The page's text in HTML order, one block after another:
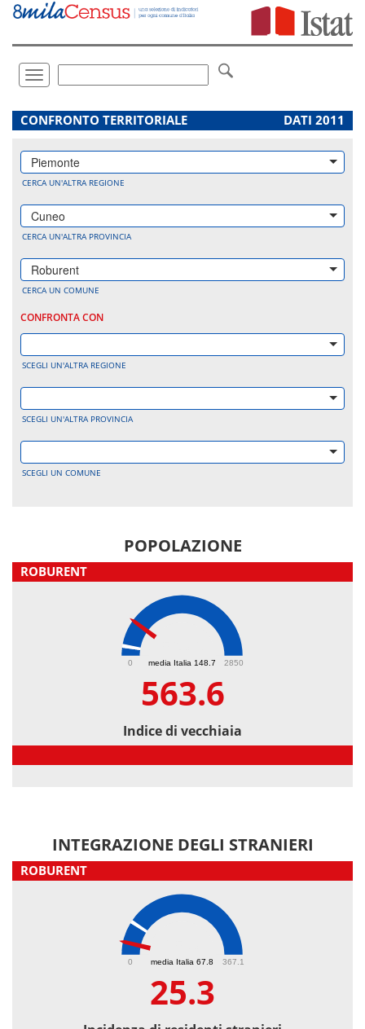
Vai
direttamente
Toggle
navigation
.
CONFRONTO TERRITORIALE DATI 2011
Piemonte
CERCA UN'ALTRA REGIONE
Cuneo
CERCA UN'ALTRA PROVINCIA
Roburent
CERCA UN COMUNE
CONFRONTA CON
SCEGLI UN'ALTRA REGIONE
SCEGLI UN'ALTRA PROVINCIA
SCEGLI UN COMUNE
POPOLAZIONE
ROBURENT
media Italia 148.7
0 2850
563.6
Indice di vecchiaia
INTEGRAZIONE DEGLI STRANIERI
ROBURENT
media Italia 67.8
0 367.1
25.3